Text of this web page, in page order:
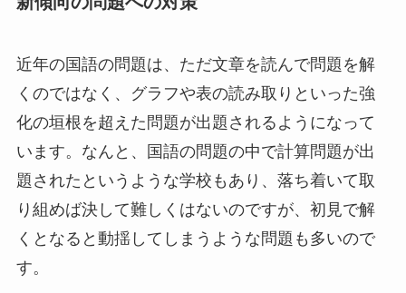
近年の国語の問題は、ただ文章を読んで問題を解
くのではなく、グラフや表の読み取りといった強
化の垣根を超えた問題が出題されるようになって
います。なんと、国語の問題の中で計算問題が出
題されたというような学校もあり、落ち着いて取
り組めば決して難しくはないのですが、初見で解
くとなると動揺してしまうような問題も多いので
す。